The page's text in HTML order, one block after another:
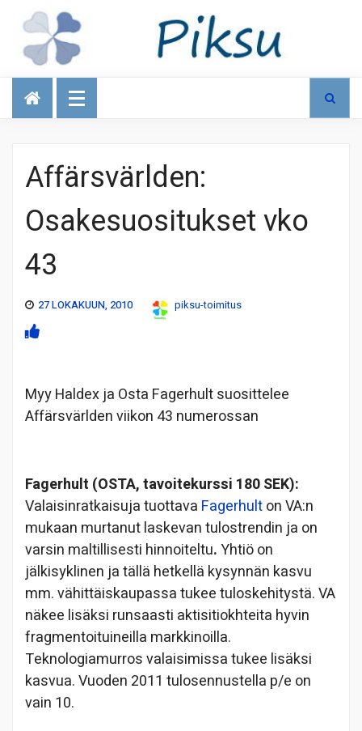
Talous
Affärsvärlden:
Osakesuositukset vko
43
27 LOKAKUUN, 2010 piksu-toimitus
Myy Haldex ja Osta Fagerhult suosittelee
Affärsvärlden viikon 43 numerossan
Fagerhult (OSTA, tavoitekurssi 180 SEK):
Valaisinratkaisuja tuottava Fagerhulton VA:n
mukaan murtanut laskevan tulostrendin ja on
varsin maltillisesti hinnoiteltu.Yhtiö on
jälkisyklinen ja tällä hetkellä kysynnän kasvu
mm. vähittäiskaupassa tukee tuloskehitystä. VA
näkee lisäksi runsaasti aktisitiokhteita hyvin
fragmentoituineilla markkinoilla.
Teknologiamurros valaisimissa tukee lisäksi
kasvua. Vuoden 2011 tulosennustella p/e on
vain 10.